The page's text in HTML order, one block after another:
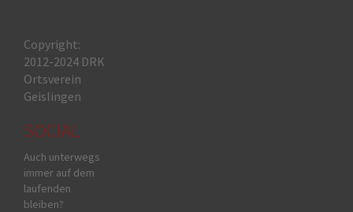
Copyright:
2012-2024 DRK
Ortsverein
Geislingen
SOCIAL
Auch unterwegs
immer auf dem
laufenden
bleiben?